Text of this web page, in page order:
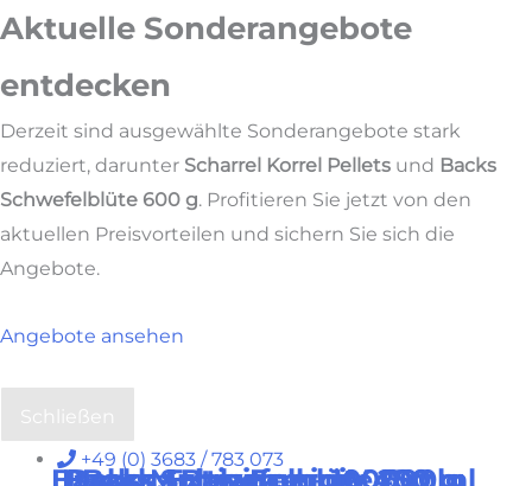
Aktuelle Sonderangebote
entdecken
Derzeit sind ausgewählte Sonderangebote stark
reduziert, darunter Scharrel Korrel Pellets und Backs
Schwefelblüte 600 g. Profitieren Sie jetzt von den
aktuellen Preisvorteilen und sichern Sie sich die
Angebote.
Angebote ansehen
Schließen
Zum
+49 (0) 3683 / 783 073